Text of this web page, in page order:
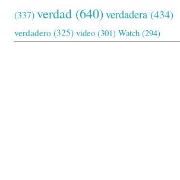
(337)verdad (640)verdadera (434)
verdadero (325) video (301) Watch (294)